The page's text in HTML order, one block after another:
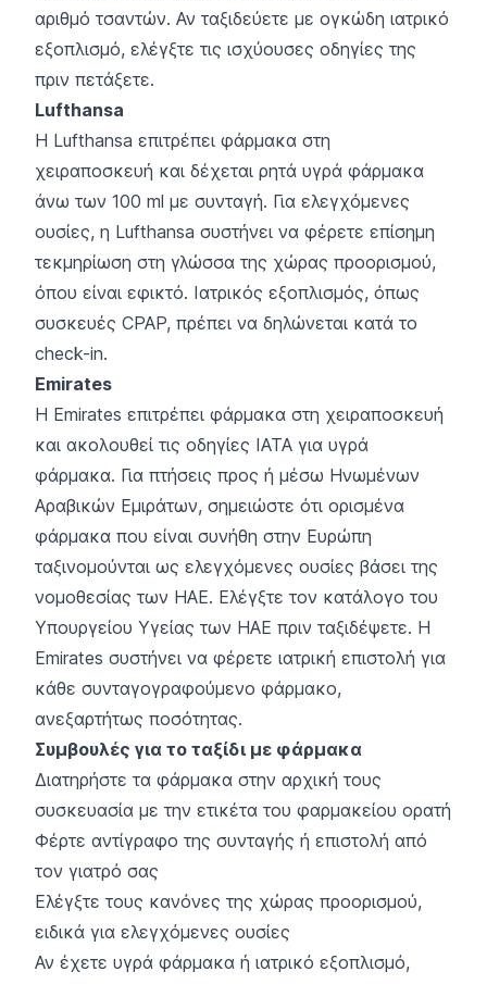
αριθμό τσαντών. Αν ταξιδεύετε με ογκώδη ιατρικό
εξοπλισμό, ελέγξτε τις ισχύουσες οδηγίες της
πριν πετάξετε.
Lufthansa
Η Lufthansa επιτρέπει φάρμακα στη
χειραποσκευή και δέχεται ρητά υγρά φάρμακα
άνω των 100 ml με συνταγή. Για ελεγχόμενες
ουσίες, η Lufthansa συστήνει να φέρετε επίσημη
τεκμηρίωση στη γλώσσα της χώρας προορισμού,
όπου είναι εφικτό. Ιατρικός εξοπλισμός, όπως
συσκευές CPAP, πρέπει να δηλώνεται κατά το
check-in.
Emirates
Η Emirates επιτρέπει φάρμακα στη χειραποσκευή
και ακολουθεί τις οδηγίες IATA για υγρά
φάρμακα. Για πτήσεις προς ή μέσω Ηνωμένων
Αραβικών Εμιράτων, σημειώστε ότι ορισμένα
φάρμακα που είναι συνήθη στην Ευρώπη
ταξινομούνται ως ελεγχόμενες ουσίες βάσει της
νομοθεσίας των ΗΑΕ. Ελέγξτε τον κατάλογο του
Υπουργείου Υγείας των ΗΑΕ πριν ταξιδέψετε. Η
Emirates συστήνει να φέρετε ιατρική επιστολή για
κάθε συνταγογραφούμενο φάρμακο,
ανεξαρτήτως ποσότητας.
Συμβουλές για το ταξίδι με φάρμακα
Διατηρήστε τα φάρμακα στην αρχική τους
συσκευασία με την ετικέτα του φαρμακείου ορατή
Φέρτε αντίγραφο της συνταγής ή επιστολή από
τον γιατρό σας
Ελέγξτε τους κανόνες της χώρας προορισμού,
ειδικά για ελεγχόμενες ουσίες
Αν έχετε υγρά φάρμακα ή ιατρικό εξοπλισμό,